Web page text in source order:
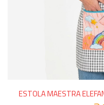
ESTOLA MAESTRA